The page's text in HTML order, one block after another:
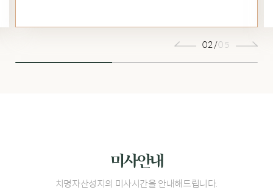
02/05
미사안내
치명자산성지의 미사시간을 안내해드립니다.